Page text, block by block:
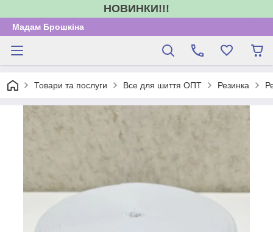
НОВИНКИ!!!
Мадам Брошкіна
Товари та послуги Все для шиття ОПТ Резинка